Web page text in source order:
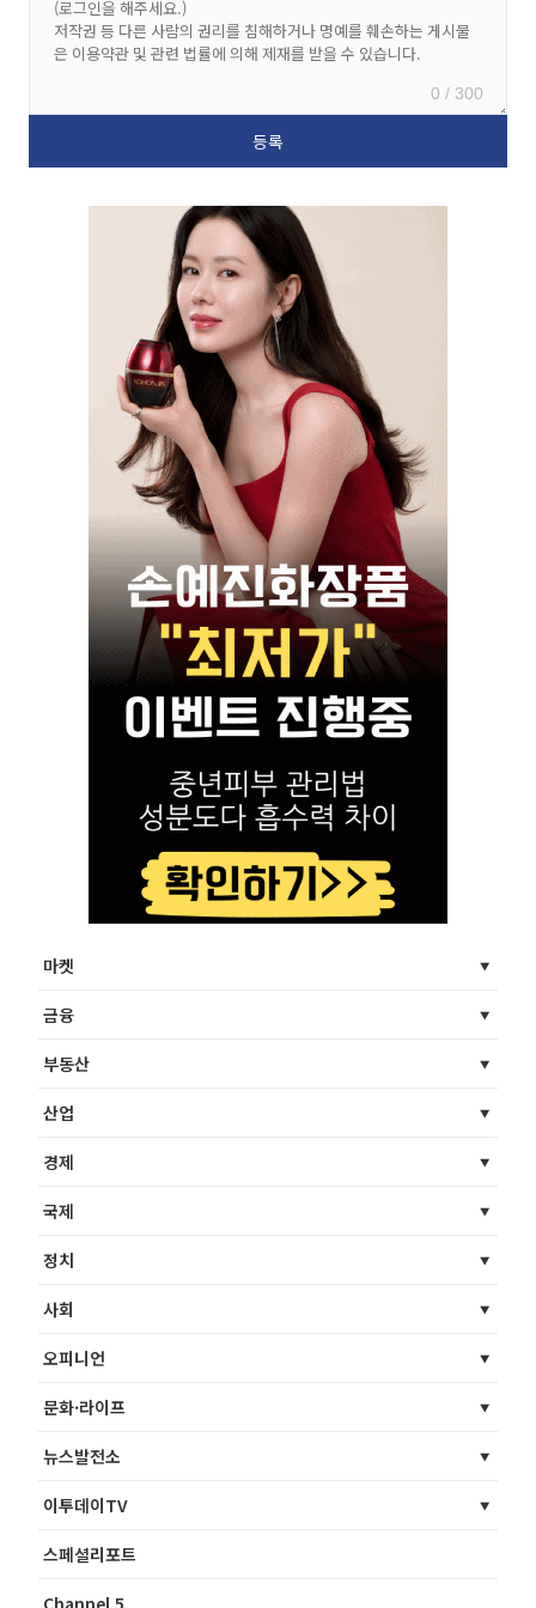
0 / 300
마켓
금융
부동산
산업
경제
국제
정치
사회
오피니언
문화·라이프
뉴스발전소
이투데이TV
스페셜리포트